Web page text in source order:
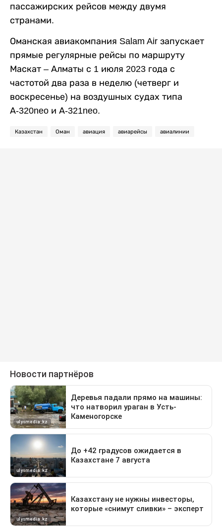
пассажирских рейсов между двумя
странами.
Оманская авиакомпания Salam Air запускает
прямые регулярные рейсы по маршруту
Маскат – Алматы с 1 июля 2023 года с
частотой два раза в неделю (четверг и
воскресенье) на воздушных судах типа
А-320neo и А-321neo.
Казахстан Оман авиация авиарейсы авиалинии